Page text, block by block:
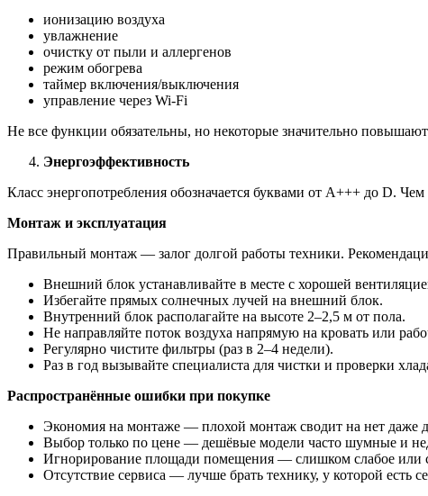
ионизацию воздуха
увлажнение
очистку от пыли и аллергенов
режим обогрева
таймер включения/выключения
управление через Wi-Fi
Не все функции обязательны, но некоторые значительно
Энергоэффективность
Класс энергопотребления обозначается буквами от A+++ до D.
Монтаж и эксплуатация
Правильный монтаж — залог долгой работы техники.
Внешний блок устанавливайте в месте с хорошей
Избегайте прямых солнечных лучей на внешний блок.
Внутренний блок располагайте на высоте 2–2,5 м от пола.
Не направляйте поток воздуха напрямую на кровать или
Регулярно чистите фильтры (раз в 2–4 недели).
Раз в год вызывайте специалиста для чистки и проверки
Распространённые ошибки при покупке
Экономия на монтаже — плохой монтаж сводит на нет даже
Выбор только по цене — дешёвые модели часто шумные и
Игнорирование площади помещения — слишком слабое или
Отсутствие сервиса — лучше брать технику, у которой есть